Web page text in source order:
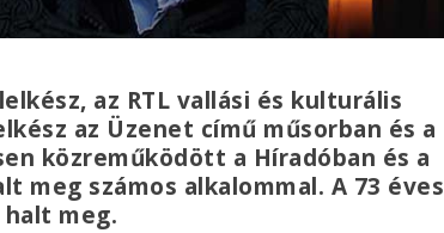
az RTL vallási és kulturális
az Üzenet című műsorban és a
közreműködött a Híradóban és a
meg számos alkalommal. A 73 éves
meg.